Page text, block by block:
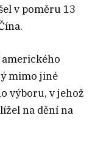
v poměru 13
mimo jiné
výboru, v jehož
na dění na